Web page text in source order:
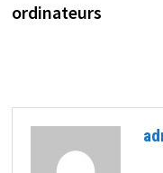
ordinateurs